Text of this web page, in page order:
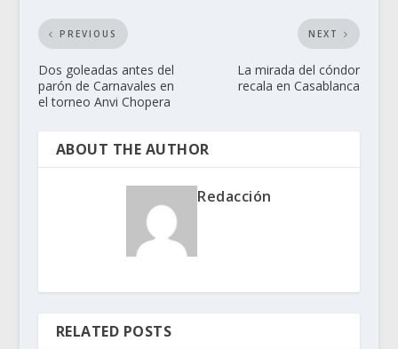
PREVIOUS
Dos goleadas antes del
parón de Carnavales en
el torneo Anvi Chopera
NEXT
La mirada del cóndor
recala en Casablanca
ABOUT THE AUTHOR
Redacción
RELATED POSTS